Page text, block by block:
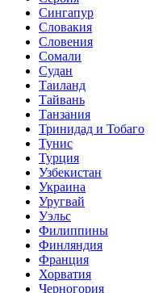
Сингапур
Словакия
Словения
Сомали
Судан
Таиланд
Тайвань
Танзания
Тринидад и Тобаго
Тунис
Турция
Узбекистан
Украина
Уругвай
Уэльс
Филиппины
Финляндия
Франция
Хорватия
Черногория